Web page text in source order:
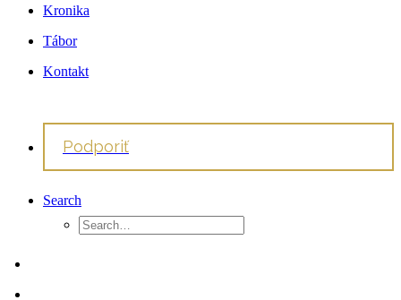
Kronika
Tábor
Kontakt
Podporiť
Search